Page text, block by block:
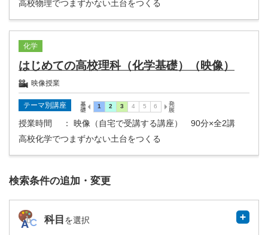
高校物理でつまずかない土台をつくる
化学
はじめての高校理科（化学基礎）（映像）
映像授業
テーマ別講座
授業時間
： 映像（自宅で受講する講座） 90分×全2講
高校化学でつまずかない土台をつくる
検索条件の追加・変更
科目 を選択